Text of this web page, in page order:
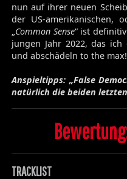
nun auf ihrer neuen
der US-amerikanischen,
Common Sense“ ist
jungen Jahr 2022, das
und abschädeln to the max!
Anspieltipps: „False
natürlich die beiden
TRACKLIST